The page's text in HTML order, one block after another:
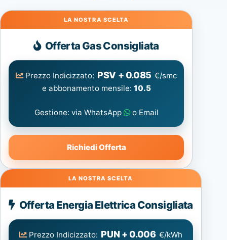
Gas
Offerta Gas Consigliata
Prezzo Indicizzato: PSV + 0.085 €/smc
e abbonamento mensile: 10.5
Gestione: via WhatsApp o Email
Richiedi Offerta
Energia
Elettrica
consigliata
Offerta Energia Elettrica Consigliata
Prezzo Indicizzato: PUN + 0.006 €/kWh